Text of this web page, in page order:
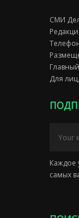
СМИ
Для
Каждое
самых